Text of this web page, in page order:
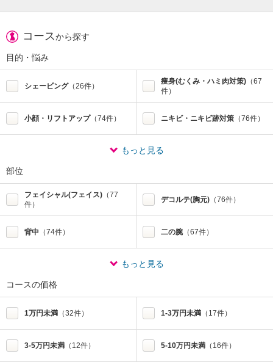
コースから探す
目的・悩み
シェービング（26件）
痩身(むくみ・ハミ肉対策) （67
件）
小顔・リフトアップ（74件） ニキビ・ニキビ跡対策 （76件）
もっと見る
部位
フェイシャル(フェイス) （77
件）
デコルテ(胸元) （76件）
背中 （74件） 二の腕 （67件）
もっと見る
コースの価格
1万円未満 （32件） 1-3万円未満 （17件）
3-5万円未満 （12件） 5-10万円未満 （16件）